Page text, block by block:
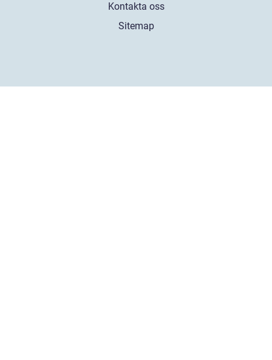
Kontakta oss
Sitemap